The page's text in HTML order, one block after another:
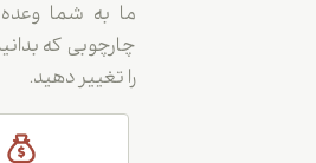
ما به شما
چارچوبی که
را تغییر دهید.